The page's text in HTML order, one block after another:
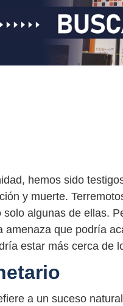
hemos sido
y muerte.
algunas de ellas.
amenaza que podría
estar más cerca de
a un suceso